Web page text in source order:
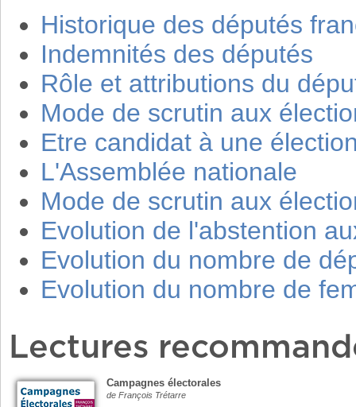
Historique des députés
Indemnités des députés
Rôle et attributions du
Mode de scrutin aux
Etre candidat à une
L'Assemblée nationale
Mode de scrutin aux
Evolution de l'abstention
Evolution du nombre de
Evolution du nombre de
Lectures
Campagnes électorales
de François Trétarre